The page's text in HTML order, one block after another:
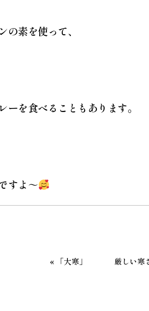
の素を使って、
ーを食べることもあります。
すよ～
« 「大寒」 厳しい寒